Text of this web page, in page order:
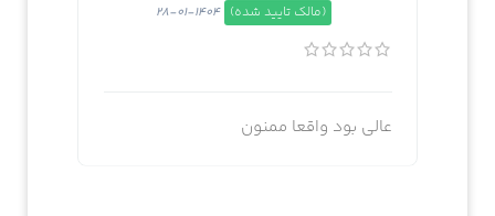
(مالک تایید شده) 1404-01-28
عالی بود واقعا ممنون